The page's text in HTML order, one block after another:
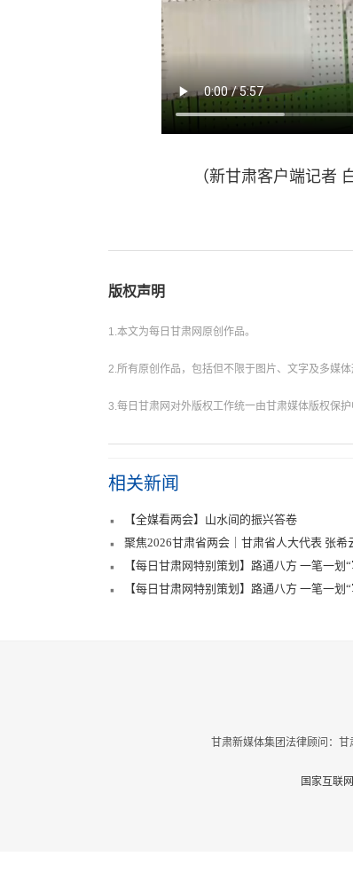
（新甘肃客户端记者 白
版权声明
1.本文为每日甘肃网原创作品。
2.所有原创作品，包括但不限于图片、文字及多媒
3.每日甘肃网对外版权工作统一由甘肃媒体版权保
相关新闻
【全媒看两会】山水间的振兴答卷
聚焦2026甘肃省两会｜甘肃省人大代表 张
【每日甘肃网特别策划】路通八方 一笔一划
【每日甘肃网特别策划】路通八方 一笔一划
甘肃新媒体集团法律顾问
国家互联